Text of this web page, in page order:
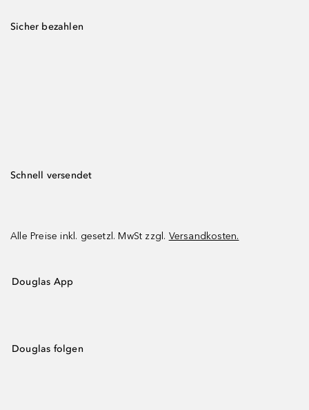
Sicher bezahlen
Schnell versendet
Alle Preise inkl. gesetzl. MwSt zzgl. Versandkosten.
Douglas App
Douglas folgen